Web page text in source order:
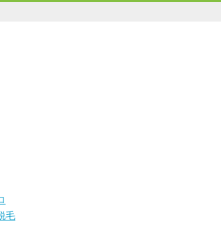
毛